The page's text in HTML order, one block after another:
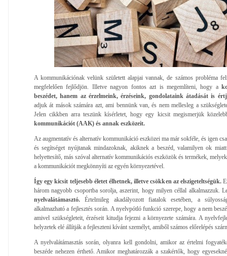
A kommunikációnak velünk született alapjai vannak, de számos probléma
megfelelően fejlődjön. Illetve nagyon fontos azt is megemlíteni, hogy a
beszédet, hanem az érzelmeink, érzéseink, gondolataink átadását is
adjuk át mások számára azt, ami bennünk van, és nem mellesleg a
Jelen cikkben arra teszünk kísérletet, hogy egy kicsit megismerjük
kommunikációt (AAK) és annak eszközeit.
Az augmentatív és alternatív kommunikáció eszközei ma már sokféle, és igen
és segítséget nyújtanak mindazoknak, akiknek a beszéd, valamilyen ok
helyettesítő, más szóval alternatív kommunikációs eszközök és termékek,
a kommunikációt megkönnyíti az egyén környezetével.
Így egy kicsit teljesebb életet élhetnek, illetve csökken az elszigeteltségük.
három nagyobb csoportba sorolja, aszerint, hogy milyen céllal alkalmazzuk.
nyelvalátámasztó.Értelmileg akadályozott fiatalok esetében, a
alkalmazható a fejlesztés során. A nyelvpótló funkció szerepe, hogy a nem
amivel szükségleteit, érzéseit kitudja fejezni a környezete számára. A
helyzetek elé állítják a fejleszteni kívánt személyt, amiből számos előrelépés
A nyelvalátámasztás során, olyanra kell gondolni, amikor az értelmi
beszéde nehezen érthető. Amikor meghatározzák a szakértők, hogy